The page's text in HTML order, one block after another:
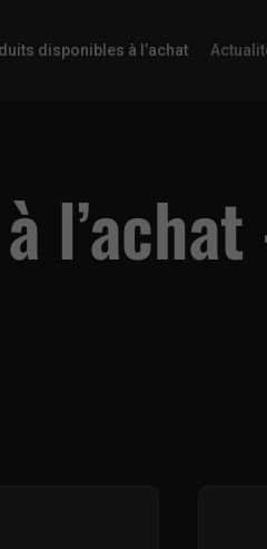
disponibles à l’achat